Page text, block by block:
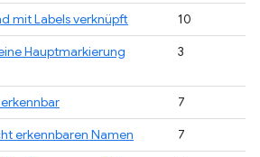
mit Labels verknüpft
10
Hauptmarkierung
3
7
erkennbaren Namen
7